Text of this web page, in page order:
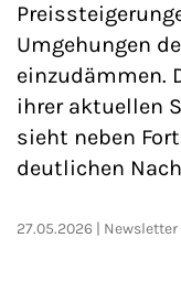
Umgehungen
einzudämmen.
ihrer aktuellen
sieht neben
deutlichen
27.05.2026 Newsletter